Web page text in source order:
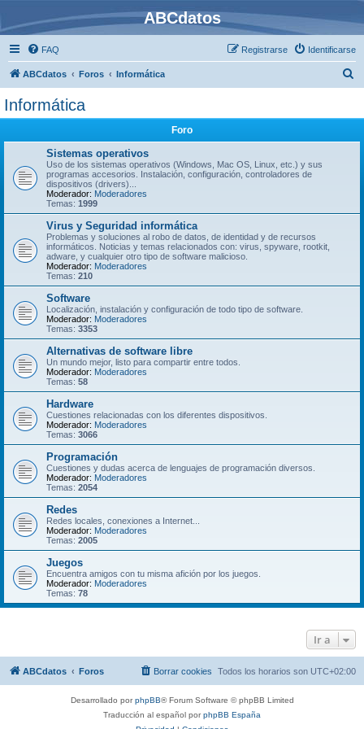
ABCdatos
FAQ Identificarse
Registrarse
ABCdatos Foros Informática
Informática
Foro
Sistemas operativos
Uso de los sistemas operativos (Windows, Mac OS, Linux, etc.) y sus
programas accesorios. Instalación, configuración, controladores de
dispositivos (drivers)...
Moderador: Moderadores
Temas: 1999
Virus y Seguridad informática
Problemas y soluciones al robo de datos, de identidad y de recursos
informáticos. Noticias y temas relacionados con: virus, spyware, rootkit,
adware, y cualquier otro tipo de software malicioso.
Moderador: Moderadores
Temas: 210
Software
Localización, instalación y configuración de todo tipo de software.
Moderador: Moderadores
Temas: 3353
Alternativas de software libre
Un mundo mejor, listo para compartir entre todos.
Moderador: Moderadores
Temas: 58
Hardware
Cuestiones relacionadas con los diferentes dispositivos.
Moderador: Moderadores
Temas: 3066
Programación
Cuestiones y dudas acerca de lenguajes de programación diversos.
Moderador: Moderadores
Temas: 2054
Redes
Redes locales, conexiones a Internet...
Moderador: Moderadores
Temas: 2005
Juegos
Encuentra amigos con tu misma afición por los juegos.
Moderador: Moderadores
Temas: 78
Ir a
ABCdatos Foros Todos los horarios son UTC+02:00
Borrar cookies
Desarrollado porphpBB® Forum Software © phpBB Limited
Traducción al español porphpBB España